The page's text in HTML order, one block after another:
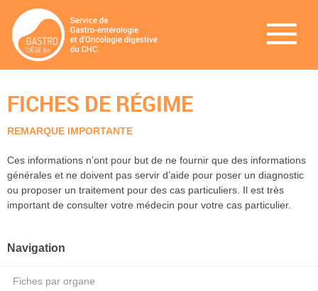
FICHES DE RÉGIME
REMARQUE IMPORTANTE
Ces informations n’ont pour but de ne fournir que des informations
générales et ne doivent pas servir d’aide pour poser un diagnostic
ou proposer un traitement pour des cas particuliers. Il est très
important de consulter votre médecin pour votre cas particulier.
Navigation
Fiches par organe